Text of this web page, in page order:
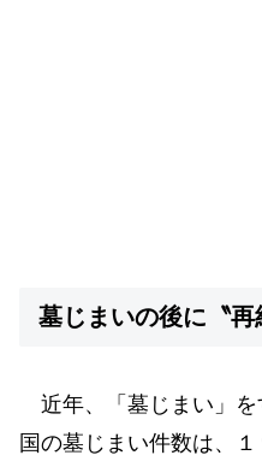
墓じまいの後に〝再
近年、「墓じまい」を
国の墓じまい件数は、